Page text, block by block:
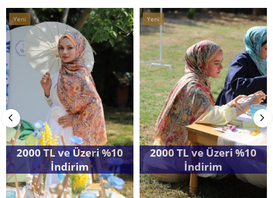
Yeni
Ürün
2000 TL ve Üzeri %10
İndirim
Yeni
Ürün
2000 TL ve Üzeri %10
İndirim